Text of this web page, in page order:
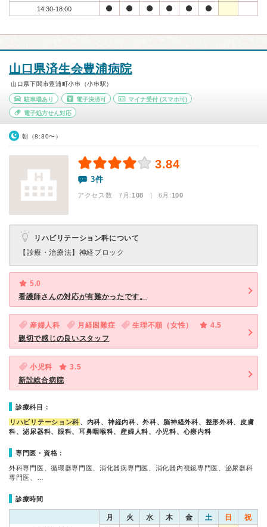
14:30-18:00
山口県済生会豊浦病院
山口県下関市豊浦町小串（小串駅）
駐車場あり 電子決済可 マイナ受付 (スマホ可)
電子処方せん対応
朝（8:30〜）
3.84
3件
アクセス数 7月:108 | 6月:100
リハビリテーション科について
【診療・治療法】 神経ブロック
5.0
看護師さんの対応が有難かったです。
産婦人科 月経困難症 生理不順（女性）
4.5
親切で感じの良いスタッフ
小児科
3.5
新設総合病院
診療科目：
リハビリテーション科 、内科、神経内科、外科、脳神経外科、整形外科、皮膚
科、泌尿器科、眼科、耳鼻咽喉科、産婦人科、小児科、心療内科
専門医・資格：
外科専門医、循環器専門医、消化器病専門医、消化器内視鏡専門医、泌尿器科
専門医、…
診療時間
月 火 水 木 金 土 日 祝